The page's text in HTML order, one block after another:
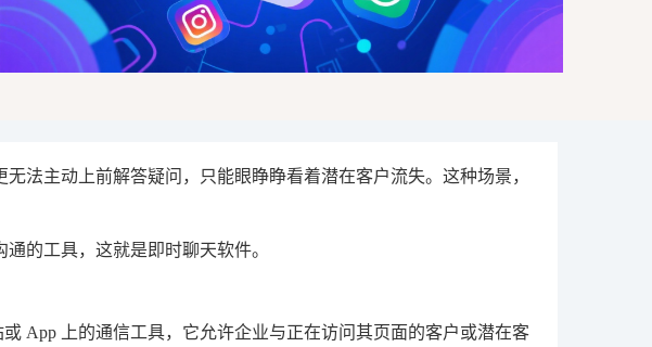
法主动上前解答疑问，只能眼睁睁看着潜在客户流失。这种场景，
的工具，这就是即时聊天软件。
App 上的通信工具，它允许企业与正在访问其页面的客户或潜在客